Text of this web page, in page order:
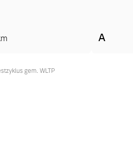
A
gem. WLTP